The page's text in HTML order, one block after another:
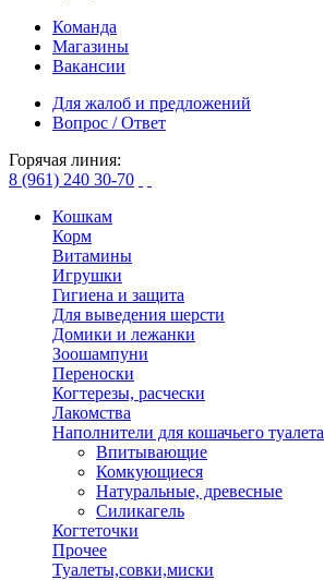
Команда
Магазины
Вакансии
Для жалоб и предложений
Вопрос / Ответ
Горячая линия:
8 (961) 240 30-70
Кошкам
Корм
Витамины
Игрушки
Гигиена и защита
Для выведения шерсти
Домики и лежанки
Зоошампуни
Переноски
Когтерезы, расчески
Лакомства
Наполнители для кошачьего туалета
Впитывающие
Комкующиеся
Натуральные, древесные
Силикагель
Когтеточки
Прочее
Туалеты,совки,миски